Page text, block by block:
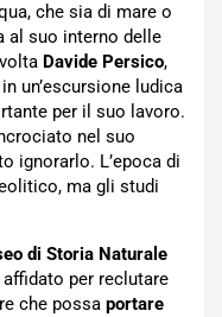
che sia di mare o
al suo interno delle
Davide Persico,
un’escursione ludica
per il suo lavoro.
nel suo
ignorarlo. L’epoca di
ma gli studi
di Storia Naturale
per reclutare
che possa portare